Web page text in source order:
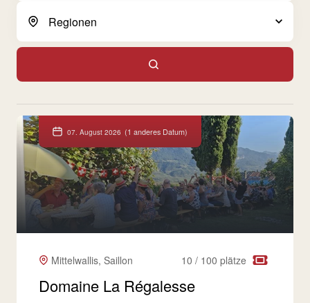
07. August 2026 (1 anderes Datum)
Mittelwallis, Saillon 10 / 100 plätze
Domaine La Régalesse